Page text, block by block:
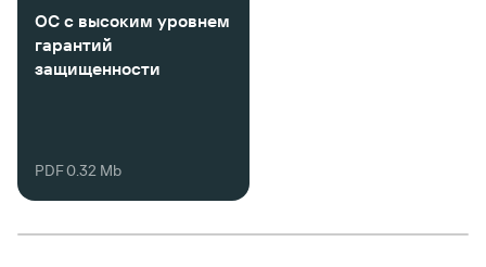
ОС с высоким уровнем
гарантий
защищенности
PDF 0.32 Mb